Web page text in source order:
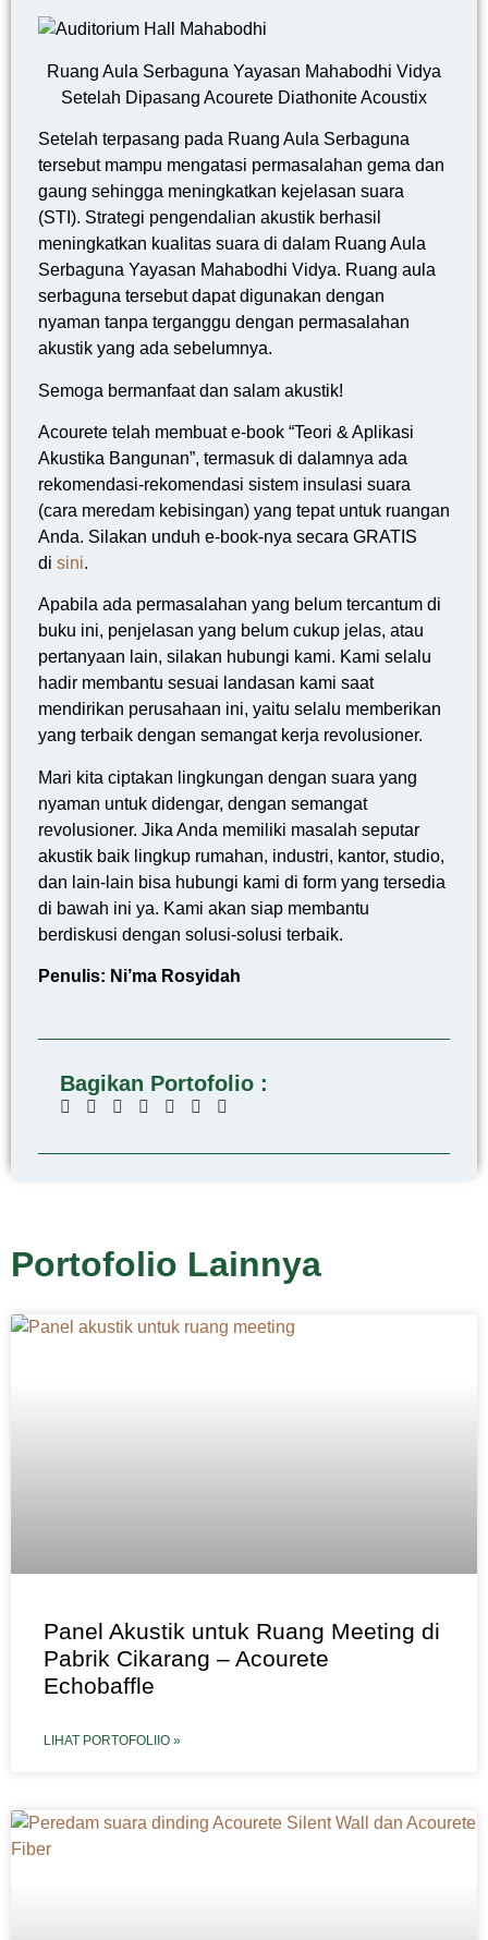
Ruang Aula Serbaguna Yayasan Mahabodhi Vidya
Setelah Dipasang Acourete Diathonite Acoustix
Setelah terpasang pada Ruang Aula Serbaguna
tersebut mampu mengatasi permasalahan gema dan
gaung sehingga meningkatkan kejelasan suara
(STI). Strategi pengendalian akustik berhasil
meningkatkan kualitas suara di dalam Ruang Aula
Serbaguna Yayasan Mahabodhi Vidya. Ruang aula
serbaguna tersebut dapat digunakan dengan
nyaman tanpa terganggu dengan permasalahan
akustik yang ada sebelumnya.
Semoga bermanfaat dan salam akustik!
Acourete telah membuat e-book “Teori & Aplikasi
Akustika Bangunan”, termasuk di dalamnya ada
rekomendasi-rekomendasi sistem insulasi suara
(cara meredam kebisingan) yang tepat untuk ruangan
Anda. Silakan unduh e-book-nya secara GRATIS
di sini.
Apabila ada permasalahan yang belum tercantum di
buku ini, penjelasan yang belum cukup jelas, atau
pertanyaan lain, silakan hubungi kami. Kami selalu
hadir membantu sesuai landasan kami saat
mendirikan perusahaan ini, yaitu selalu memberikan
yang terbaik dengan semangat kerja revolusioner.
Mari kita ciptakan lingkungan dengan suara yang
nyaman untuk didengar, dengan semangat
revolusioner. Jika Anda memiliki masalah seputar
akustik baik lingkup rumahan, industri, kantor, studio,
dan lain-lain bisa hubungi kami di form yang tersedia
di bawah ini ya. Kami akan siap membantu
berdiskusi dengan solusi-solusi terbaik.
Penulis: Ni’ma Rosyidah
Bagikan Portofolio :
Portofolio Lainnya
Panel Akustik untuk Ruang Meeting di
Pabrik Cikarang – Acourete
Echobaffle
LIHAT PORTOFOLIIO »